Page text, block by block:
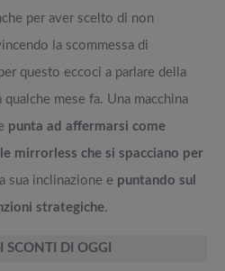
per aver scelto di non
la scommessa di
questo eccoci a parlare della
mese fa. Una macchina
punta ad affermarsi come
mirrorless che si spacciano per
sua inclinazione e puntando sul
strategiche.
SCONTI DI OGGI